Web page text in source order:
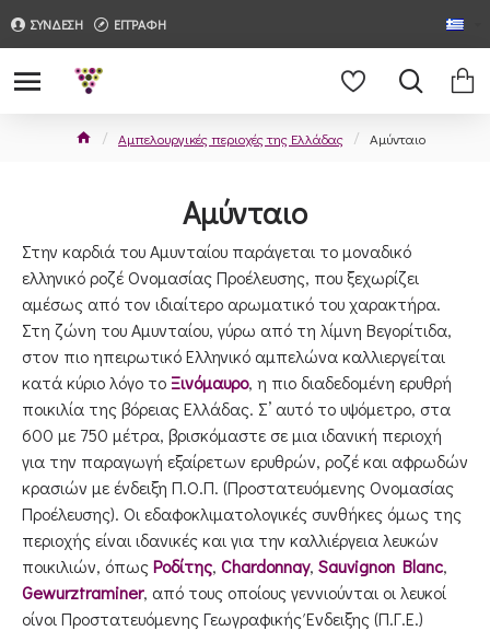
ΣΥΝΔΕΣΗ ΕΓΓΡΑΦΗ
Αμπελουργικές περιοχές της Ελλάδας Αμύνταιο
Αμύνταιο
Στην καρδιά του Αμυνταίου παράγεται το μοναδικό
ελληνικό ροζέ Ονομασίας Προέλευσης, που ξεχωρίζει
αμέσως από τον ιδιαίτερο αρωματικό του χαρακτήρα.
Στη ζώνη του Αμυνταίου, γύρω από τη λίμνη Βεγορίτιδα,
στον πιο ηπειρωτικό Ελληνικό αμπελώνα καλλιεργείται
κατά κύριο λόγο το Ξινόμαυρο, η πιο διαδεδομένη ερυθρή
ποικιλία της βόρειας Ελλάδας. Σ’ αυτό το υψόμετρο, στα
600 με 750 μέτρα, βρισκόμαστε σε μια ιδανική περιοχή
για την παραγωγή εξαίρετων ερυθρών, ροζέ και αφρωδών
κρασιών με ένδειξη Π.Ο.Π. (Προστατευόμενης Ονομασίας
Προέλευσης). Οι εδαφοκλιματολογικές συνθήκες όμως της
περιοχής είναι ιδανικές και για την καλλιέργεια λευκών
ποικιλιών, όπωςΡοδίτης, Chardonnay, Sauvignon Blanc,
Gewurztraminer, από τους οποίους γεννιούνται οι λευκοί
οίνοι Προστατευόμενης Γεωγραφικής Ένδειξης (Π.Γ.Ε.)